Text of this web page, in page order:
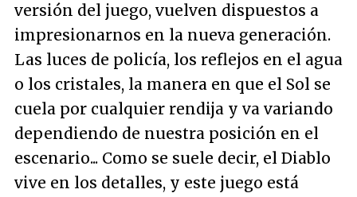
versión del juego, vuelven dispuestos a
impresionarnos en la nueva generación.
Las luces de policía, los reflejos en el agua
o los cristales, la manera en que el Sol se
cuela por cualquier rendija y va variando
dependiendo de nuestra posición en el
escenario... Como se suele decir, el Diablo
vive en los detalles, y este juego está